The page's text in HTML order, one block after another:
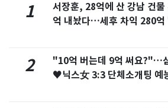
1
서장훈, 28억에 산 강남 건물
억 내놨다…세후 차익 280
2
"10억 버는데 9억 써요?"…
♥닉스女 3:3 단체소개팅 예